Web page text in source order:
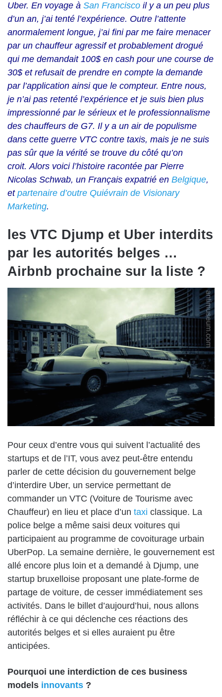
Uber. En voyage à San Francisco il y a un peu plus
d’un an, j’ai tenté l’expérience. Outre l’attente
anormalement longue, j’ai fini par me faire menacer
par un chauffeur agressif et probablement drogué
qui me demandait 100$ en cash pour une course de
30$ et refusait de prendre en compte la demande
par l’application ainsi que le compteur. Entre nous,
je n’ai pas retenté l’expérience et je suis bien plus
impressionné par le sérieux et le professionnalisme
des chauffeurs de G7. Il y a un air de populisme
dans cette guerre VTC contre taxis, mais je ne suis
pas sûr que la vérité se trouve du côté qu’on
croit.Alors voici l’histoire racontée par Pierre
Nicolas Schwab, un Français expatrié en Belgique,
et partenaire d’outre Quiévrain de Visionary
Marketing.
les VTC Djump et Uber interdits
par les autorités belges …
Airbnb prochaine sur la liste ?
Pour ceux d’entre vous qui suivent l’actualité des
startups et de l’IT, vous avez peut-être entendu
parler de cette décision du gouvernement belge
d’interdire Uber, un service permettant de
commander un VTC (Voiture de Tourisme avec
Chauffeur) en lieu et place d’un taxi classique. La
police belge a même saisi deux voitures qui
participaient au programme de covoiturage urbain
UberPop. La semaine dernière, le gouvernement est
allé encore plus loin et a demandé à Djump, une
startup bruxelloise proposant une plate-forme de
partage de voiture, de cesser immédiatement ses
activités. Dans le billet d’aujourd’hui, nous allons
réfléchir à ce qui déclenche ces réactions des
autorités belges et si elles auraient pu être
anticipées.
Pourquoi une interdiction de ces business
models innovants ?